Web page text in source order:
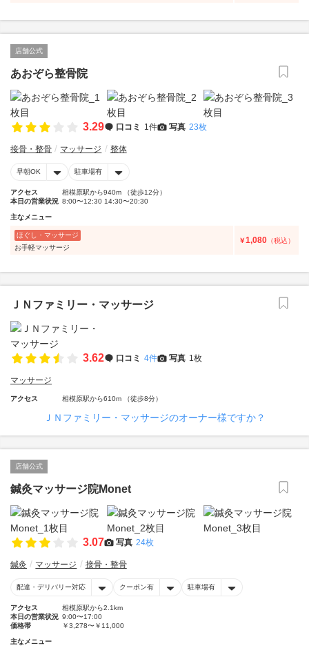
店舗公式
あおぞら整骨院
3.29 口コミ 1件 写真 23枚
接骨・整骨 マッサージ 整体
早朝OK 駐車場有
アクセス
相模原駅から940m （徒歩12分）
本日の営業状況 8:00〜12:30 14:30〜20:30
主なメニュー
ほぐし・マッサージ
お手軽マッサージ
￥1,080 （税込）
ＪＮファミリー・マッサージ
3.62 口コミ 4件 写真 1枚
マッサージ
アクセス 相模原駅から610m （徒歩8分）
ＪＮファミリー・マッサージのオーナー様ですか？
店舗公式
鍼灸マッサージ院Monet
3.07 写真 24枚
鍼灸 マッサージ 接骨・整骨
配達・デリバリー対応 クーポン有 駐車場有
アクセス
相模原駅から2.1km
本日の営業状況 9:00〜17:00
価格帯
￥3,278〜￥11,000
主なメニュー